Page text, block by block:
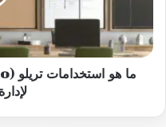
من
أفضل
برامج
لإدارة